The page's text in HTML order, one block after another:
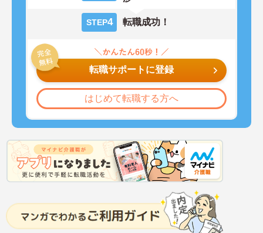
STEP4 転職成功！
転職サポートに登録
はじめて転職する方へ